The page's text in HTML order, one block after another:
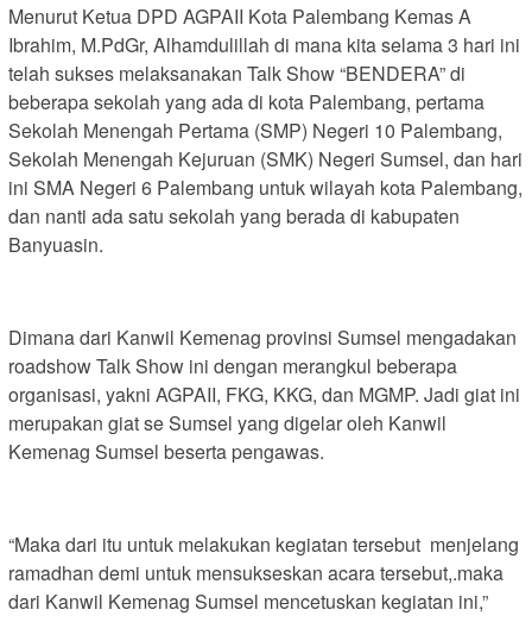
Menurut Ketua DPD AGPAII Kota Palembang Kemas A
Ibrahim, M.PdGr, Alhamdulillah di mana kita selama 3 hari ini
telah sukses melaksanakan Talk Show “BENDERA” di
beberapa sekolah yang ada di kota Palembang, pertama
Sekolah Menengah Pertama (SMP) Negeri 10 Palembang,
Sekolah Menengah Kejuruan (SMK) Negeri Sumsel, dan hari
ini SMA Negeri 6 Palembang untuk wilayah kota Palembang,
dan nanti ada satu sekolah yang berada di kabupaten
Banyuasin.
Dimana dari Kanwil Kemenag provinsi Sumsel mengadakan
roadshow Talk Show ini dengan merangkul beberapa
organisasi, yakni AGPAII, FKG, KKG, dan MGMP. Jadi giat ini
merupakan giat se Sumsel yang digelar oleh Kanwil
Kemenag Sumsel beserta pengawas.
“Maka dari itu untuk melakukan kegiatan tersebut menjelang
ramadhan demi untuk mensukseskan acara tersebut,.maka
dari Kanwil Kemenag Sumsel mencetuskan kegiatan ini,”